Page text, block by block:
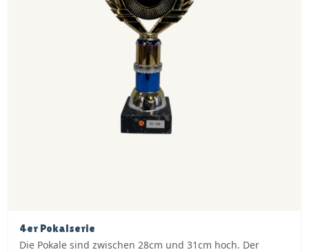
4er Pokalserie
Die Pokale sind zwischen 28cm und 31cm hoch. Der